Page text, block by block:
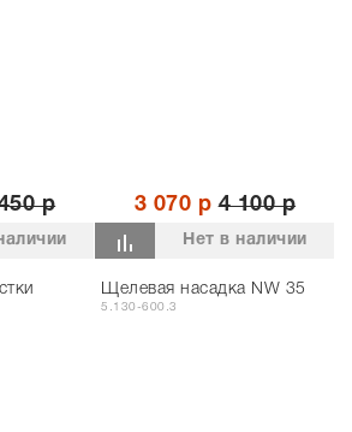
р 3 070 р 4 100 р
Нет в наличии
Щелевая насадка NW 35
5.130-600.3